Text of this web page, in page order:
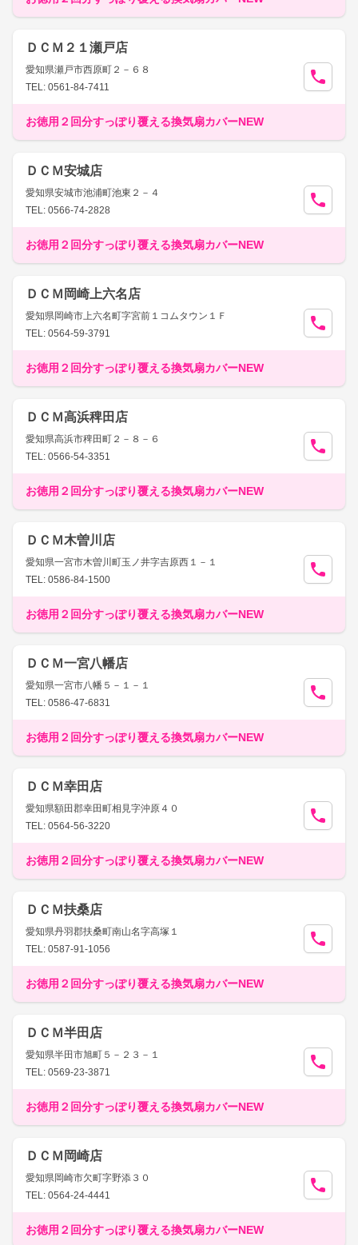
ＤＣＭ２１瀬戸店
愛知県瀬戸市西原町２－６８
TEL: 0561-84-7411
お徳用２回分すっぽり覆える換気扇カバーNEW
ＤＣＭ安城店
愛知県安城市池浦町池東２－４
TEL: 0566-74-2828
お徳用２回分すっぽり覆える換気扇カバーNEW
ＤＣＭ岡崎上六名店
愛知県岡崎市上六名町字宮前１コムタウン１Ｆ
TEL: 0564-59-3791
お徳用２回分すっぽり覆える換気扇カバーNEW
ＤＣＭ高浜稗田店
愛知県高浜市稗田町２－８－６
TEL: 0566-54-3351
お徳用２回分すっぽり覆える換気扇カバーNEW
ＤＣＭ木曽川店
愛知県一宮市木曽川町玉ノ井字吉原西１－１
TEL: 0586-84-1500
お徳用２回分すっぽり覆える換気扇カバーNEW
ＤＣＭ一宮八幡店
愛知県一宮市八幡５－１－１
TEL: 0586-47-6831
お徳用２回分すっぽり覆える換気扇カバーNEW
ＤＣＭ幸田店
愛知県額田郡幸田町相見字沖原４０
TEL: 0564-56-3220
お徳用２回分すっぽり覆える換気扇カバーNEW
ＤＣＭ扶桑店
愛知県丹羽郡扶桑町南山名字高塚１
TEL: 0587-91-1056
お徳用２回分すっぽり覆える換気扇カバーNEW
ＤＣＭ半田店
愛知県半田市旭町５－２３－１
TEL: 0569-23-3871
お徳用２回分すっぽり覆える換気扇カバーNEW
ＤＣＭ岡崎店
愛知県岡崎市欠町字野添３０
TEL: 0564-24-4441
お徳用２回分すっぽり覆える換気扇カバーNEW